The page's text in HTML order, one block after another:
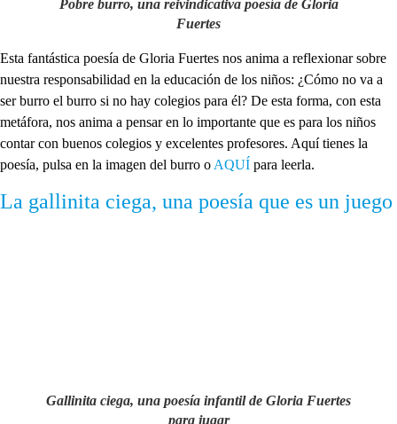
Pobre burro, una reivindicativa poesía de Gloria
Fuertes
Esta fantástica poesía de Gloria Fuertes nos anima a reflexionar sobre
nuestra responsabilidad en la educación de los niños: ¿Cómo no va a
ser burro el burro si no hay colegios para él? De esta forma, con esta
metáfora, nos anima a pensar en lo importante que es para los niños
contar con buenos colegios y excelentes profesores. Aquí tienes la
poesía, pulsa en la imagen del burro o AQUÍ para leerla.
La gallinita ciega, una poesía que es un juego
Gallinita ciega, una poesía infantil de Gloria Fuertes
para jugar